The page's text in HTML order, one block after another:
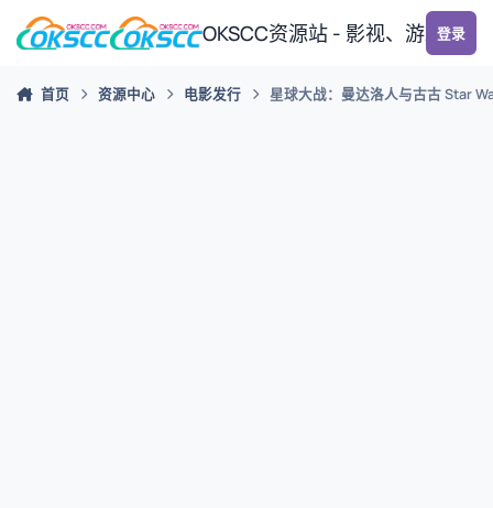
跳转到帖子
OKSCC资源站 - 影视、游戏、
登录
首页 资源中心 电影发行 星球大战：曼达洛人与古古 Star